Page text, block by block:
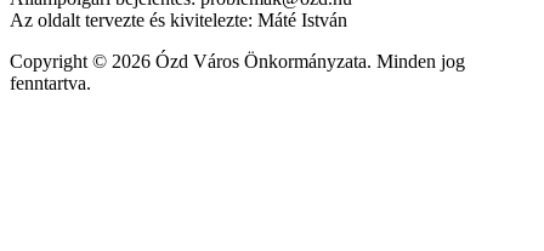
Az oldalt tervezte és kivitelezte: Máté István
Copyright © 2026 Ózd Város Önkormányzata. Minden jog
fenntartva.